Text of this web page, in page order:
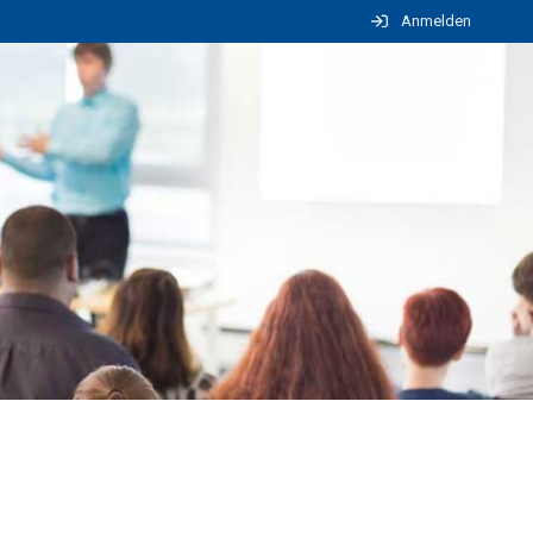
Anmelden